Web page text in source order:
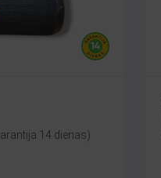
14 dienas)